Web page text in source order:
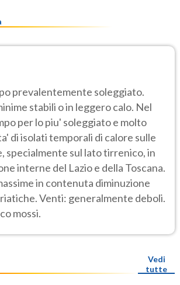
prevalentemente soleggiato.
stabili o in leggero calo. Nel
per lo piu' soleggiato e molto
di isolati temporali di calore sulle
specialmente sul lato tirrenico, in
interne del Lazio e della Toscana.
in contenuta diminuzione
Venti: generalmente deboli.
mossi.
Vedi
tutte